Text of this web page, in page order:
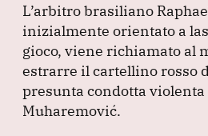
L’arbitro brasiliano
inizialmente orientato a
gioco, viene richiamato al
estrarre il cartellino rosso
presunta condotta
Muharemović.